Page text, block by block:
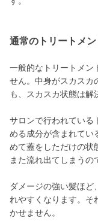
通常のトリートメ
一般的なトリートメン
せん。中身がスカスカ
も、スカスカ状態は解
サロンで行われている
める成分が含まれてい
めて蓋をしただけの状
また流れ出てしまうの
ダメージの強い髪ほど
れやすくなります。そ
かせません。